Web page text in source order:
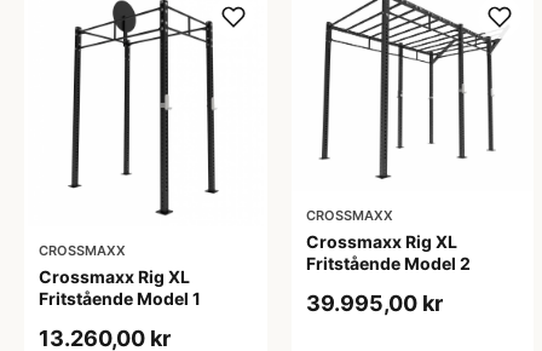
CROSSMAXX
Crossmaxx Rig XL
Fritstående Model 1
13.260,00 kr
CROSSMAXX
Crossmaxx Rig XL
Fritstående Model 2
39.995,00 kr